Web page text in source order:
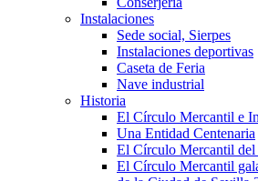
Instalaciones
Sede social, Sierpes
Instalaciones deportivas
Caseta de Feria
Nave industrial
Historia
El Círculo Mercantil e
Una Entidad Centenaria
El Círculo Mercantil
El Círculo Mercantil